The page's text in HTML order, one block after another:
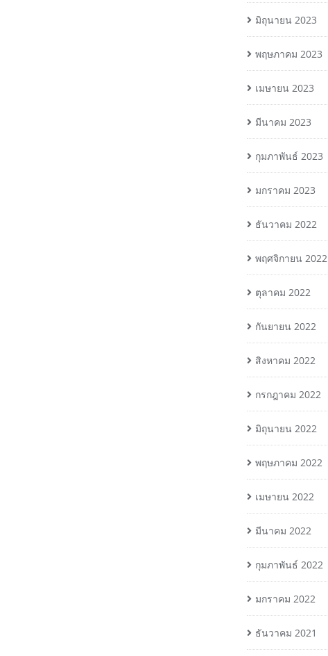
มิถุนายน 2023
พฤษภาคม 2023
เมษายน 2023
มีนาคม 2023
กุมภาพันธ์ 2023
มกราคม 2023
ธันวาคม 2022
พฤศจิกายน 2022
ตุลาคม 2022
กันยายน 2022
สิงหาคม 2022
กรกฎาคม 2022
มิถุนายน 2022
พฤษภาคม 2022
เมษายน 2022
มีนาคม 2022
กุมภาพันธ์ 2022
มกราคม 2022
ธันวาคม 2021